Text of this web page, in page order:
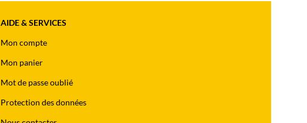
AIDE & SERVICES
Mon compte
Mon panier
Mot de passe oublié
Protection des données